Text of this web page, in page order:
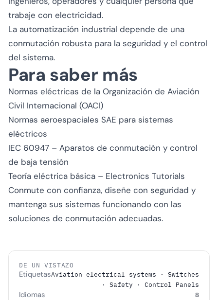
trabaje con electricidad.
La automatización industrial depende de una
conmutación robusta para la seguridad y el control
del sistema.
Para saber más
Normas eléctricas de la Organización de Aviación
Civil Internacional (OACI)
Normas aeroespaciales SAE para sistemas
eléctricos
IEC 60947 – Aparatos de conmutación y control
de baja tensión
Teoría eléctrica básica – Electronics Tutorials
Conmute con confianza, diseñe con seguridad y
mantenga sus sistemas funcionando con las
soluciones de conmutación adecuadas.
DE UN VISTAZO
EtiquetasAviation electrical systems · Switches
· Safety · Control Panels
Idiomas 8